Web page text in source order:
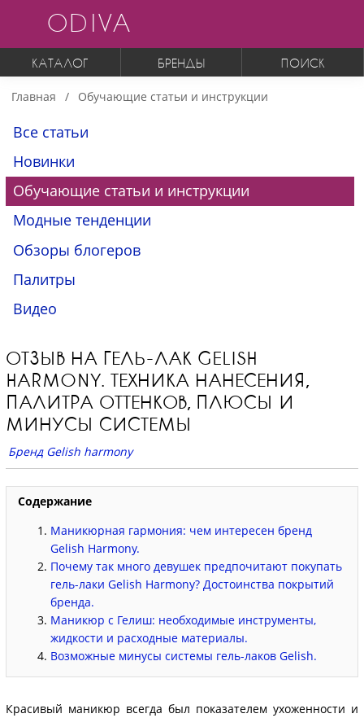
ODIVA
КАТАЛОГ БРЕНДЫ ПОИСК
Главная Обучающие статьи и инструкции
Все статьи
Новинки
Обучающие статьи и инструкции
Модные тенденции
Обзоры блогеров
Палитры
Видео
ОТЗЫВ НА ГЕЛЬ-ЛАК GELISH
HARMONY. ТЕХНИКА НАНЕСЕНИЯ,
ПАЛИТРА ОТТЕНКОВ, ПЛЮСЫ И
МИНУСЫ СИСТЕМЫ
Бренд Gelish harmony
Содержание
Маникюрная гармония: чем интересен бренд
Gelish Harmony.
Почему так много девушек предпочитают покупать
гель-лаки Gelish Harmony? Достоинства покрытий
бренда.
Маникюр с Гелиш: необходимые инструменты,
жидкости и расходные материалы.
Возможные минусы системы гель-лаков Gelish.
Красивый маникюр всегда был показателем ухоженности и